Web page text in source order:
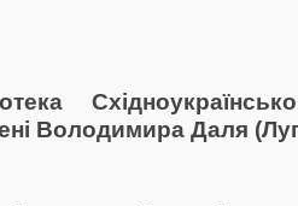
Володимира Даля